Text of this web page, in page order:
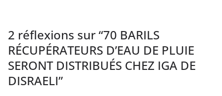
2 réflexions sur “70 BARILS
RÉCUPÉRATEURS D’EAU DE PLUIE
SERONT DISTRIBUÉS CHEZ IGA DE
DISRAELI”